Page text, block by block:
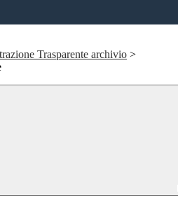
Trasparente archivio >